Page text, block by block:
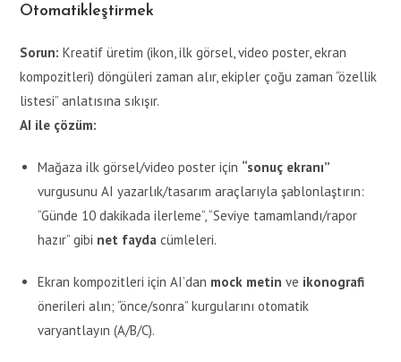
Otomatikleştirmek
Sorun: Kreatif üretim (ikon, ilk görsel, video poster, ekran
kompozitleri) döngüleri zaman alır, ekipler çoğu zaman “özellik
listesi” anlatısına sıkışır.
AI ile çözüm:
Mağaza ilk görsel/video poster için “sonuç ekranı”
vurgusunu AI yazarlık/tasarım araçlarıyla şablonlaştırın:
“Günde 10 dakikada ilerleme”, “Seviye tamamlandı/rapor
hazır” gibi net fayda cümleleri.
Ekran kompozitleri için AI’dan mock metin ve ikonografi
önerileri alın; “önce/sonra” kurgularını otomatik
varyantlayın (A/B/C).